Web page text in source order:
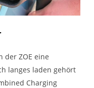
der ZOE eine
langes laden gehört
Charging